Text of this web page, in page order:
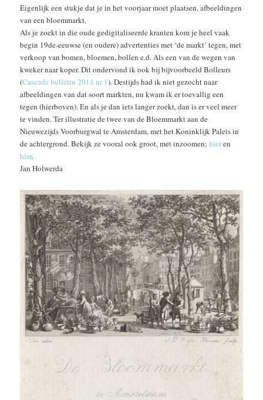
Eigenlijk een stukje dat je in het voorjaar moet plaatsen, afbeeldingen
van een bloemmarkt.
Als je zoekt in die oude gedigitaliseerde kranten kom je heel vaak
begin 19de-eeuwse (en oudere) advertenties met ‘de markt’ tegen, met
verkoop van bomen, bloemen, bollen e.d. Als een van de wegen van
kweker naar koper. Dit ondervond ik ook bij bijvoorbeeld Bolleurs
(Cascade bulletin 2011 nr 1). Destijds had ik niet gezocht naar
afbeeldingen van dat soort markten, nu kwam ik er toevallig een
tegen (hierboven). En als je dan iets langer zoekt, dan is er veel meer
te vinden. Ter illustratie de twee van de Bloemmarkt aan de
Nieuwezijds Voorburgwal te Amsterdam, met het Koninklijk Paleis in
de achtergrond. Bekijk ze vooral ook groot, met inzoomen;hieren
hier.
Jan Holwerda